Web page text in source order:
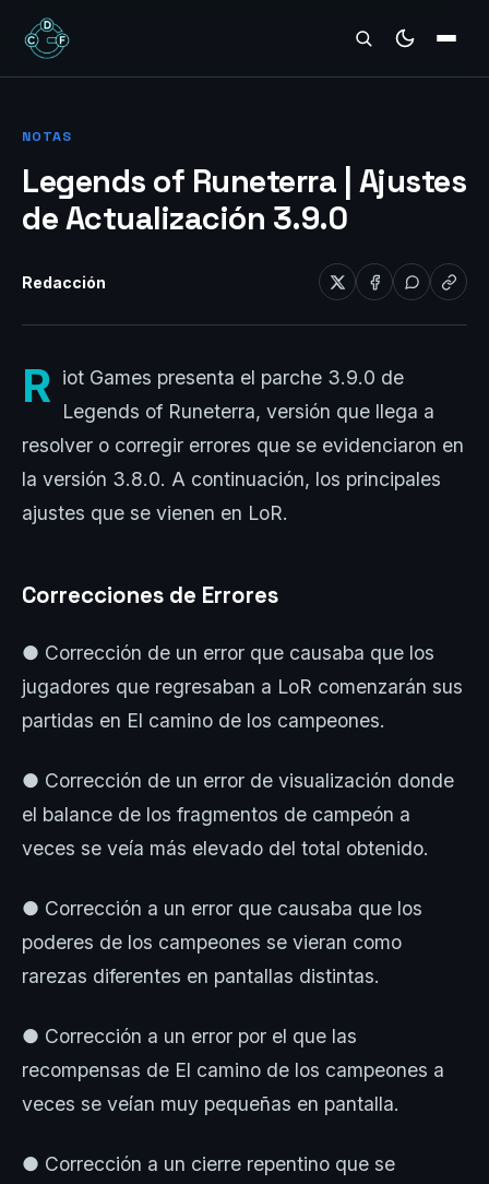
REVIEWS
NOTAS
Legends of Runeterra | Ajustes
de Actualización 3.9.0
Redacción
R iot Games presenta el parche 3.9.0 de
Legends of Runeterra, versión que llega a
resolver o corregir errores que se evidenciaron en
la versión 3.8.0. A continuación, los principales
ajustes que se vienen en LoR.
Correcciones de Errores
● Corrección de un error que causaba que los
jugadores que regresaban a LoR comenzarán sus
partidas en El camino de los campeones.
● Corrección de un error de visualización donde
el balance de los fragmentos de campeón a
veces se veía más elevado del total obtenido.
● Corrección a un error que causaba que los
poderes de los campeones se vieran como
rarezas diferentes en pantallas distintas.
● Corrección a un error por el que las
recompensas de El camino de los campeones a
veces se veían muy pequeñas en pantalla.
● Corrección a un cierre repentino que se